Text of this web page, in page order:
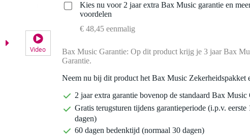
Video
Kies nu voor 2 jaar extra Bax Music garantie en
voordelen
€ 48,45 eenmalig
Bax Music Garantie: Op dit product krijg je 3 jaar Bax
Garantie.
Neem nu bij dit product het Bax Music Zekerheidspakket
2 jaar extra garantie bovenop de standaard Bax Music
Gratis terugsturen tijdens garantieperiode (i.p.v. eerste
dagen)
60 dagen bedenktijd (normaal 30 dagen)